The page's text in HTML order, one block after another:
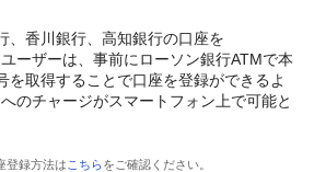
、香川銀行、高知銀行の口座を
ユーザーは、事前にローソン銀行ATMで本
を取得することで口座を登録ができるよ
のチャージがスマートフォン上で可能と
登録方法は こちらをご確認ください。